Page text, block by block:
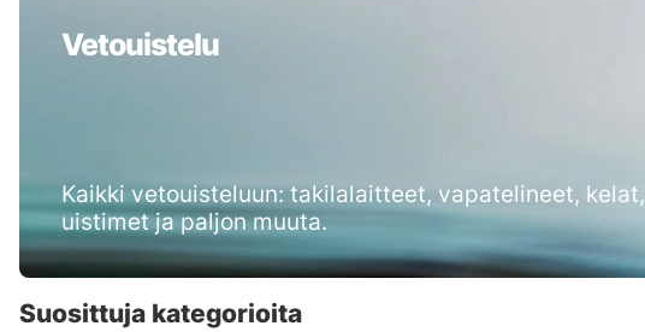
Vetouistelu
Kaikki vetouisteluun: takilalaitteet, vapatelineet, kelat,
uistimet ja paljon muuta.
Suosittuja kategorioita